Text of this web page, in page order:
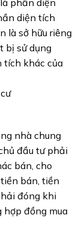
diện tích
là sở hữu riêng
bị sử dụng
tích khác của
nhà chung
đầu tư phải
bán, cho
bán, tiền
đóng khi
hợp đồng mua